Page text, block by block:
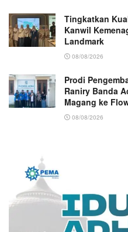
Tingkatkan
Kanwil
Landmark
08/08/2026
Prodi
Raniry Banda
Magang ke
08/08/2026